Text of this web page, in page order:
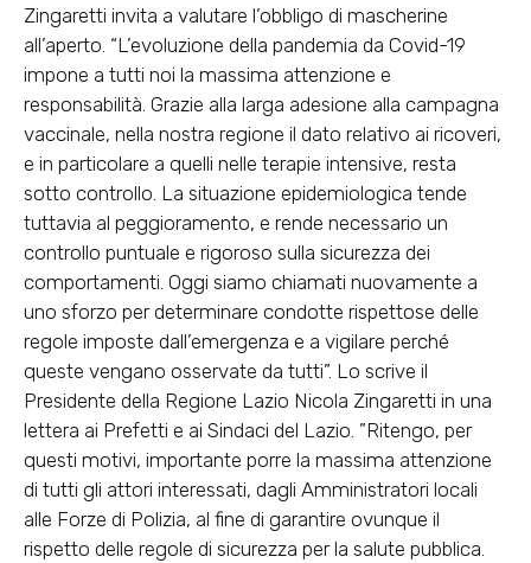
Zingaretti invita a valutare l’obbligo di mascherine
all’aperto. “L’evoluzione della pandemia da Covid-19
impone a tutti noi la massima attenzione e
responsabilità. Grazie alla larga adesione alla campagna
vaccinale, nella nostra regione il dato relativo ai ricoveri,
e in particolare a quelli nelle terapie intensive, resta
sotto controllo. La situazione epidemiologica tende
tuttavia al peggioramento, e rende necessario un
controllo puntuale e rigoroso sulla sicurezza dei
comportamenti. Oggi siamo chiamati nuovamente a
uno sforzo per determinare condotte rispettose delle
regole imposte dall’emergenza e a vigilare perché
queste vengano osservate da tutti”. Lo scrive il
Presidente della Regione Lazio Nicola Zingaretti in una
lettera ai Prefetti e ai Sindaci del Lazio. ”Ritengo, per
questi motivi, importante porre la massima attenzione
di tutti gli attori interessati, dagli Amministratori locali
alle Forze di Polizia, al fine di garantire ovunque il
rispetto delle regole di sicurezza per la salute pubblica.